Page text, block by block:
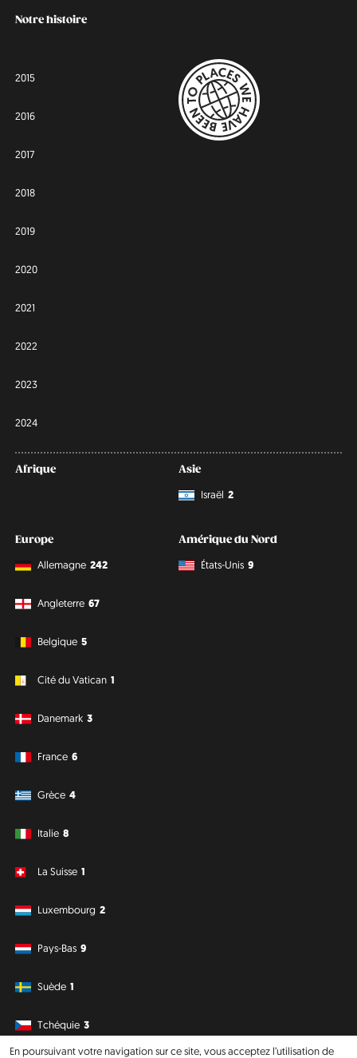
En poursuivant votre navigation sur ce site, vous acceptez l’utilisation de
Notre histoire
2015
2016
2017
2018
2019
2020
2021
2022
2023
2024
Afrique
Asie
Israël 2
Europe
Allemagne 242
Angleterre 67
Belgique 5
Cité du Vatican 1
Danemark 3
France 6
Grèce 4
Italie 8
La Suisse 1
Luxembourg 2
Pays-Bas 9
Suède 1
Tchéquie 3
Amérique du Nord
États-Unis 9